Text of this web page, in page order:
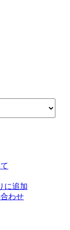
に追加
わせ